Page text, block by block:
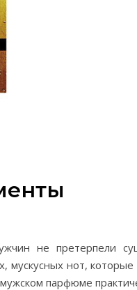
не претерпели
мускусных нот,
парфюме